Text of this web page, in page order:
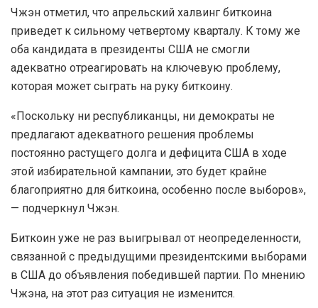
Чжэн отметил, что апрельский халвинг биткоина
приведет к сильному четвертому кварталу. К тому же
оба кандидата в президенты США не смогли
адекватно отреагировать на ключевую проблему,
которая может сыграть на руку биткоину.
«Поскольку ни республиканцы, ни демократы не
предлагают адекватного решения проблемы
постоянно растущего долга и дефицита США в ходе
этой избирательной кампании, это будет крайне
благоприятно для биткоина, особенно после выборов»,
— подчеркнул Чжэн.
Биткоин уже не раз выигрывал от неопределенности,
связанной с предыдущими президентскими выборами
в США до объявления победившей партии. По мнению
Чжэна, на этот раз ситуация не изменится.